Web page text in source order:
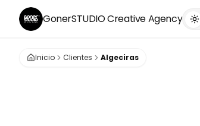
GonerSTUDIOCreative Agency
Inicio Clientes Algeciras